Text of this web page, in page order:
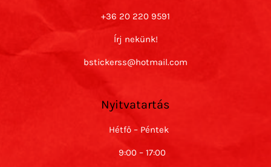
+36 20 220 9591
Írj nekünk!
bstickerss@hotmail.com
Nyitvatartás
Hétfő – Péntek
9:00 – 17:00